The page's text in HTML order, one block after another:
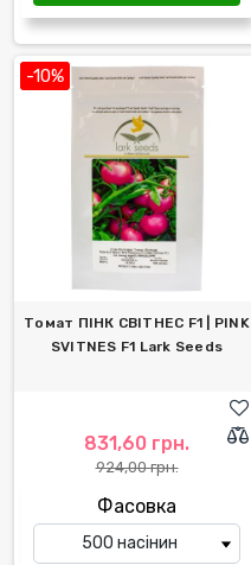
-10%
Томат ПІНК СВІТНЕС F1 | PINK
SVITNES F1 Lark Seeds
831,60 грн.
924,00 грн.
Фасовка